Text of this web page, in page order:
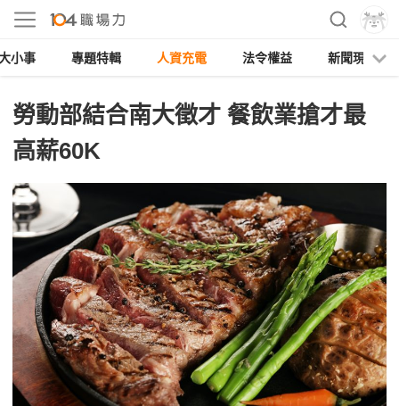
小事 專題特輯 人資充電 法令權益 新聞現場
勞動部結合南大徵才 餐飲業搶才最
高薪60K